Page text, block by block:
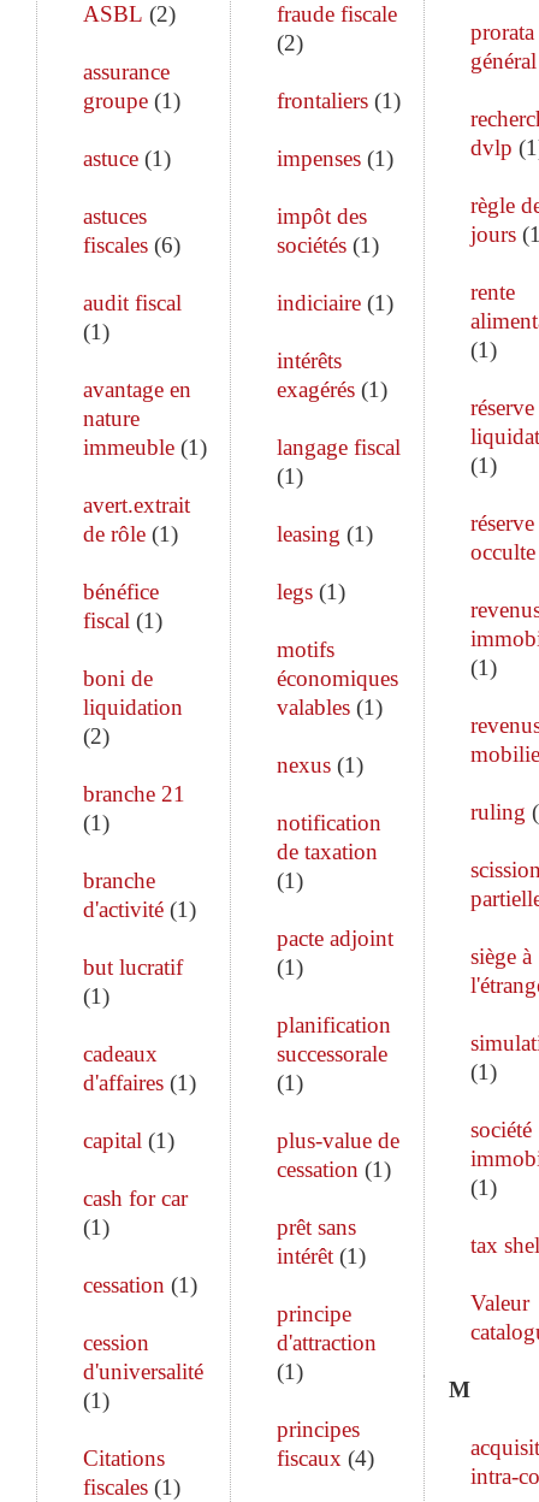
ASBL (2)
assurance
groupe (1)
astuce (1)
astuces
fiscales (6)
audit fiscal
(1)
avantage en
nature
immeuble (1)
avert.extrait
de rôle (1)
bénéfice
fiscal (1)
boni de
liquidation
(2)
branche 21
(1)
branche
d'activité (1)
but lucratif
(1)
cadeaux
d'affaires (1)
capital (1)
cash for car
(1)
cessation (1)
cession
d'universalité
(1)
Citations
fiscales (1)
fraude fiscale
(2)
frontaliers(1)
impenses(1)
impôt des
sociétés(1)
indiciaire(1)
intérêts
exagérés(1)
langage fiscal
(1)
leasing (1)
legs(1)
motifs
économiques
valables(1)
nexus(1)
notification
de taxation
(1)
pacte adjoint
(1)
planification
successorale
(1)
plus-value de
cessation (1)
prêt sans
intérêt(1)
principe
d'attraction
(1)
principes
fiscaux (4)
prorata
général
dvlp (1
règle
jours(
rente
(1)
(1)
réserve
occulte
(1)
ruling (
siège à
(1)
société
(1)
tax
Valeur
M
intra-